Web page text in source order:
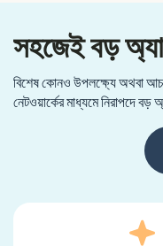
সহজেই বড়
বিশেষ কোনও উপলক্ষ্যে অথবা
নেটওয়ার্কের মাধ্যমে নিরাপদে বড়